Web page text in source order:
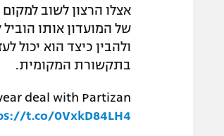
אצלו הרצון לשוב
של המועדון אותו
ולהבין כיצד הוא יכול
בתקשורת המקומית.
deal with Partizan
t.co/0VxkD84LH4